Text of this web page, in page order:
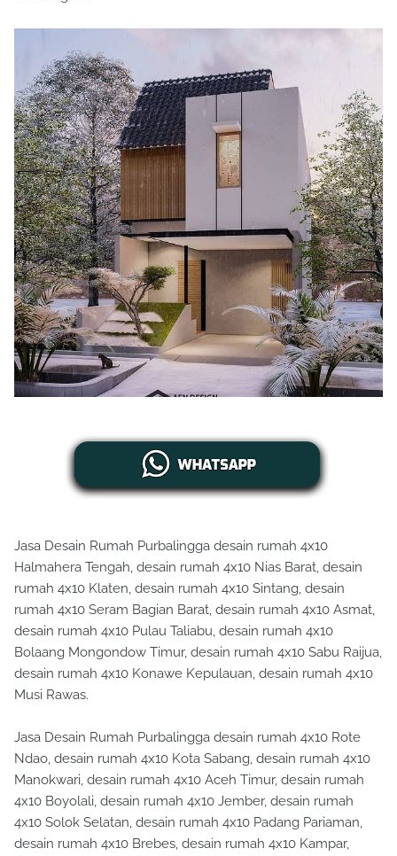
Jasa Desain Rumah Purbalingga desain rumah 4x10
Halmahera Tengah, desain rumah 4x10 Nias Barat, desain
rumah 4x10 Klaten, desain rumah 4x10 Sintang, desain
rumah 4x10 Seram Bagian Barat, desain rumah 4x10 Asmat,
desain rumah 4x10 Pulau Taliabu, desain rumah 4x10
Bolaang Mongondow Timur, desain rumah 4x10 Sabu Raijua,
desain rumah 4x10 Konawe Kepulauan, desain rumah 4x10
Musi Rawas.
Jasa Desain Rumah Purbalingga desain rumah 4x10 Rote
Ndao, desain rumah 4x10 Kota Sabang, desain rumah 4x10
Manokwari, desain rumah 4x10 Aceh Timur, desain rumah
4x10 Boyolali, desain rumah 4x10 Jember, desain rumah
4x10 Solok Selatan, desain rumah 4x10 Padang Pariaman,
desain rumah 4x10 Brebes, desain rumah 4x10 Kampar,